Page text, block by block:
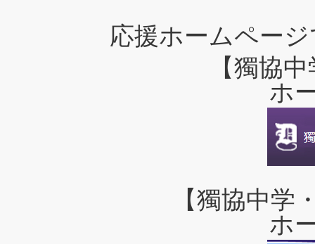
応援ホームペー
【獨協
ホ
【獨協中学
ホ